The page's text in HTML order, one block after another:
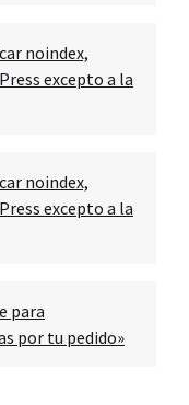
noindex,
excepto a la
noindex,
excepto a la
para
por tu pedido»